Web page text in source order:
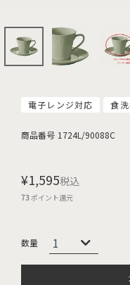
電子レンジ対応 食
商品番号 1724L/90088C
¥1,595税込
73ポイント還元